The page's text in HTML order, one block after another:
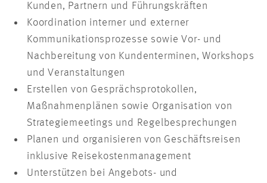
Kunden, Partnern und Führungskräften
Koordination interner und externer
Kommunikationsprozesse sowie Vor- und
Nachbereitung von Kundenterminen, Workshops
und Veranstaltungen
Erstellen von Gesprächsprotokollen,
Maßnahmenplänen sowie Organisation von
Strategiemeetings und Regelbesprechungen
Planen und organisieren von Geschäftsreisen
inklusive Reisekostenmanagement
Unterstützen bei Angebots- und